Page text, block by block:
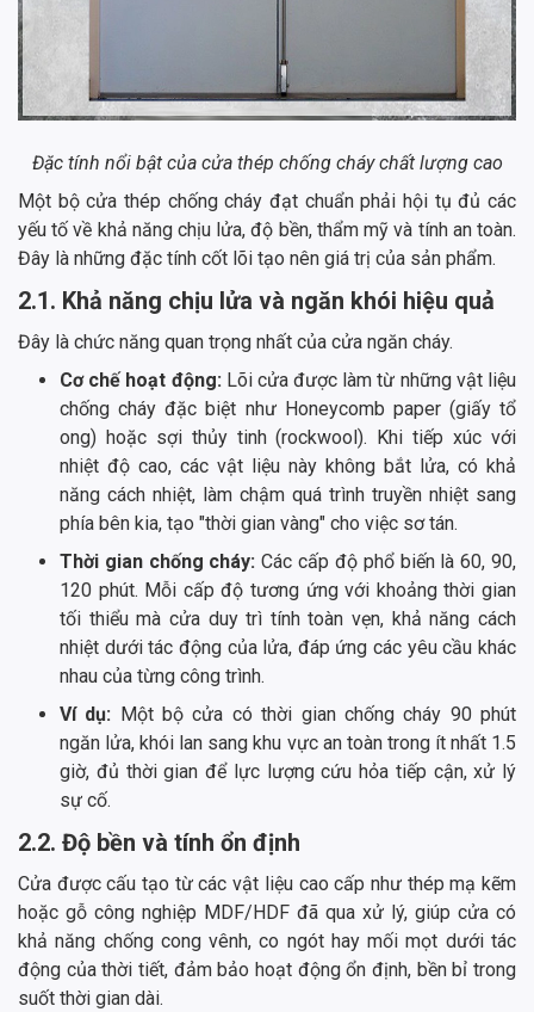
Đặc tính nổi bật của cửa thép chống cháy chất lượng cao
Một bộ cửa thép chống cháy đạt chuẩn phải hội tụ đủ các
yếu tố về khả năng chịu lửa, độ bền, thẩm mỹ và tính an toàn.
Đây là những đặc tính cốt lõi tạo nên giá trị của sản phẩm.
2.1. Khả năng chịu lửa và ngăn khói hiệu quả
Đây là chức năng quan trọng nhất của cửa ngăn cháy.
Cơ chế hoạt động: Lõi cửa được làm từ những vật liệu
chống cháy đặc biệt như Honeycomb paper (giấy tổ
ong) hoặc sợi thủy tinh (rockwool). Khi tiếp xúc với
nhiệt độ cao, các vật liệu này không bắt lửa, có khả
năng cách nhiệt, làm chậm quá trình truyền nhiệt sang
phía bên kia, tạo "thời gian vàng" cho việc sơ tán.
Thời gian chống cháy:Các cấp độ phổ biến là 60, 90,
120 phút. Mỗi cấp độ tương ứng với khoảng thời gian
tối thiểu mà cửa duy trì tính toàn vẹn, khả năng cách
nhiệt dưới tác động của lửa, đáp ứng các yêu cầu khác
nhau của từng công trình.
Ví dụ: Một bộ cửa có thời gian chống cháy 90 phút
ngăn lửa, khói lan sang khu vực an toàn trong ít nhất 1.5
giờ, đủ thời gian để lực lượng cứu hỏa tiếp cận, xử lý
sự cố.
2.2. Độ bền và tính ổn định
Cửa được cấu tạo từ các vật liệu cao cấp như thép mạ kẽm
hoặc gỗ công nghiệp MDF/HDF đã qua xử lý, giúp cửa có
khả năng chống cong vênh, co ngót hay mối mọt dưới tác
động của thời tiết, đảm bảo hoạt động ổn định, bền bỉ trong
suốt thời gian dài.